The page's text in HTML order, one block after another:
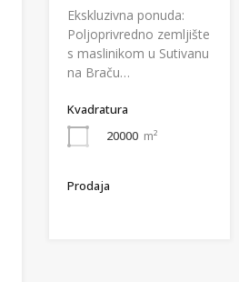
Ekskluzivna ponuda:
Poljoprivredno zemljište
s maslinikom u Sutivanu
na Braču…
Kvadratura
20000 m²
Prodaja